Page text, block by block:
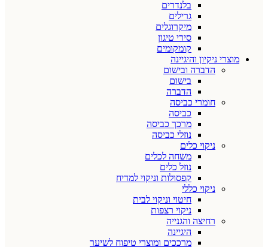
בלנדרים
גרילים
מיקרוגלים
סירי טיגון
קומקומים
מוצרי ניקיון והיגיינה
הדברה ובישום
בישום
הדברה
חומרי כביסה
כביסה
מרכך כביסה
נוזלי כביסה
ניקוי כלים
משחה לכלים
נוזל כלים
קפסולות וניקוי למדיח
ניקוי כללי
חיטוי וניקוי לבית
ניקוי רצפות
רחיצה והגנייה
היגיינה
מרככים ומוצרי טיפוח לשיער